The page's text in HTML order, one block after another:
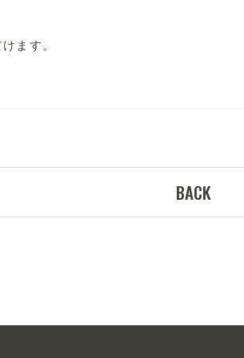
ます。
BACK